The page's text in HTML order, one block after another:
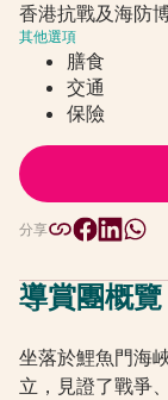
導賞團概覽
坐落於鯉魚門海
立，見證了戰爭
香港抗戰及海防
其他選項
膳食
交通
保險
分享